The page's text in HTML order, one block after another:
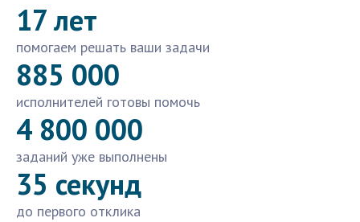
17 лет
помогаем решать ваши задачи
885 000
исполнителей готовы помочь
4 800 000
заданий уже выполнены
35 секунд
до первого отклика